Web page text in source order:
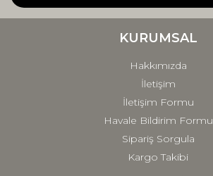
Ürün fiyatı diğer sitelerden daha pahalı.
Gönder
KURUMSAL
Hakkımızda
İletişim
İletişim Formu
Havale Bildirim Formu
Sipariş Sorgula
Kargo Takibi